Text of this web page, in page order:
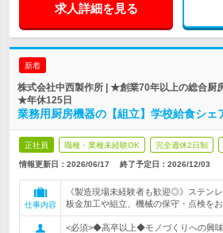
求人詳細を見る
新着
株式会社中西製作所 | ★創業70年以上の総合厨
★年休125日
業務用厨房機器の【組立】学校給食シェ
正社員 職種・業種未経験OK 完全週休2日制
情報更新日：2026/06/17 終了予定日： 2026/12/03
仕事内容
《製造現場未経験者も歓迎◎》ステン
板金加工や組立、機械の保守・点検をお
<必須>◆高卒以上◆モノづくりへの興